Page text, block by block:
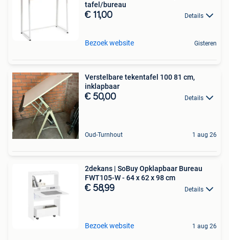
tafel/bureau
€ 11,00 Details
Bezoek website Gisteren
Verstelbare tekentafel 100 81 cm,
inklapbaar
€ 50,00 Details
Oud-Turnhout 1 aug 26
2dekans | SoBuy Opklapbaar Bureau
FWT105-W - 64 x 62 x 98 cm
€ 58,99 Details
Bezoek website 1 aug 26